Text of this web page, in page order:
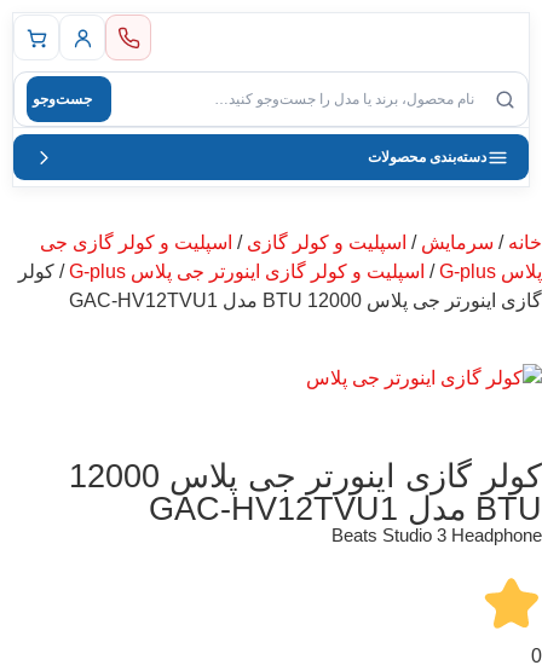
جست‌وجو
دسته‌بندی محصولات
خانه / سرمایش / اسپلیت و کولر گازی / اسپلیت و کولر گازی جی
پلاس G-plus
/ اسپلیت و کولر گازی اینورتر جی پلاس G-plus
/ کولر
گازی اینورتر جی پلاس 12000 BTU مدل GAC-HV12TVU1
کولر گازی اینورتر جی پلاس 12000
BTU مدل GAC-HV12TVU1
Beats Studio 3 Headphone
0